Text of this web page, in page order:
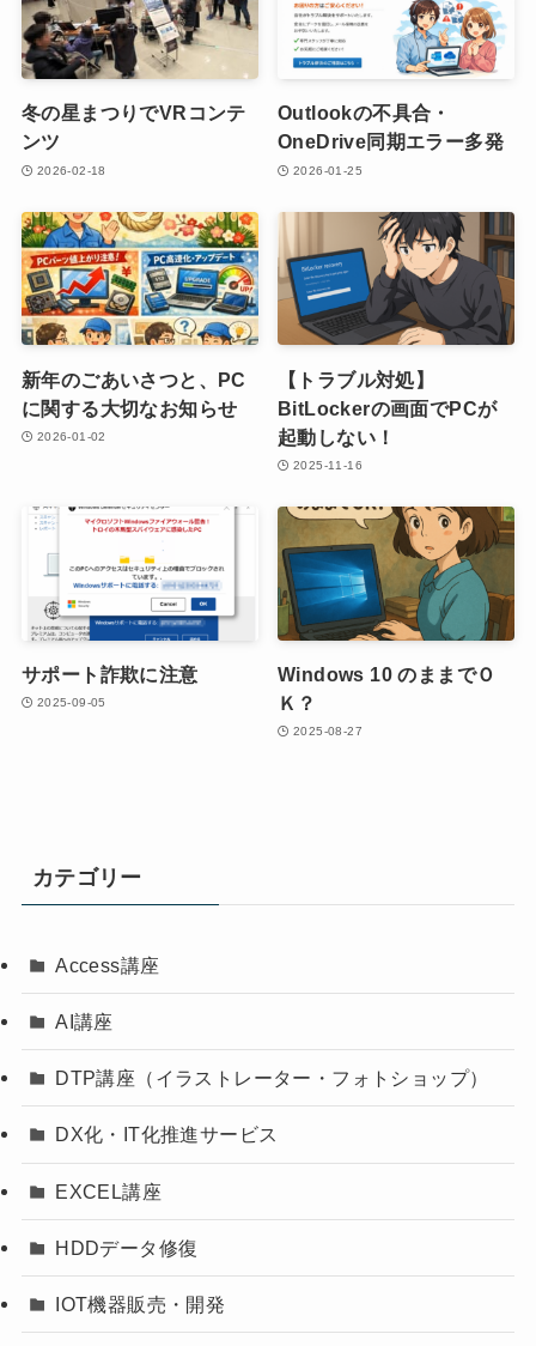
冬の星まつりでVRコンテ
ンツ
2026-02-18
Outlookの不具合・
OneDrive同期エラー多発
2026-01-25
新年のごあいさつと、PC
に関する大切なお知らせ
2026-01-02
【トラブル対処】
BitLockerの画面でPCが
起動しない！
2025-11-16
サポート詐欺に注意
2025-09-05
Windows 10 のままでＯ
Ｋ？
2025-08-27
カテゴリー
Access講座
AI講座
DTP講座（イラストレーター・フォトショップ）
DX化・IT化推進サービス
EXCEL講座
HDDデータ修復
IOT機器販売・開発